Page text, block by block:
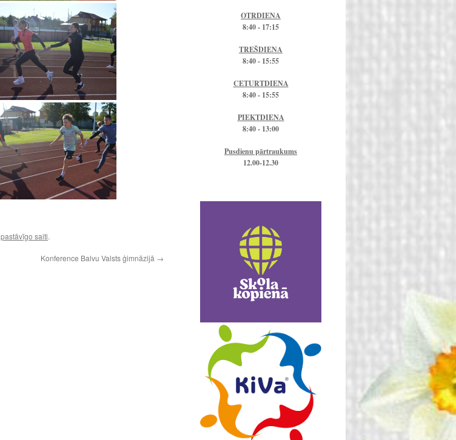
pastāvīgo saiti.
Konference Balvu Valsts ģimnāzijā →
OTRDIENA
8:40 - 17:15
TREŠDIENA
8:40 - 15:55
CETURTDIENA
8:40 - 15:55
PIEKTDIENA
8:40 - 13:00
Pusdienu pārtraukums
12.00-12.30